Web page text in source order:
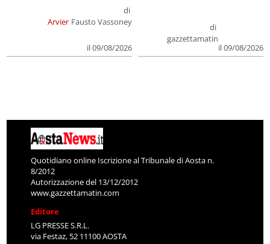
Arvier
di
Fausto Vassoney
il 09/08/2026
di
gazzettamatin
il 09/08/2026
Quotidiano online Iscrizione al Tribunale di Aosta n.
8/2012
Autorizzazione del 13/12/2012
www.gazzettamatin.com
Editore
LG PRESSE S.R.L.
via Festaz, 52 11100 AOSTA